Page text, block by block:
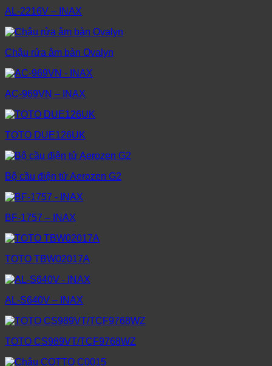
AL-2216V – INAX
Chậu rửa âm bàn Ovalyn
AC-969VN – INAX
TOTO DUE126UK
Bộ cầu điện tử Aerozen G2
BF-1757 – INAX
TOTO TBW02017A
AL-S640V – INAX
TOTO CS989VT/TCF9768WZ